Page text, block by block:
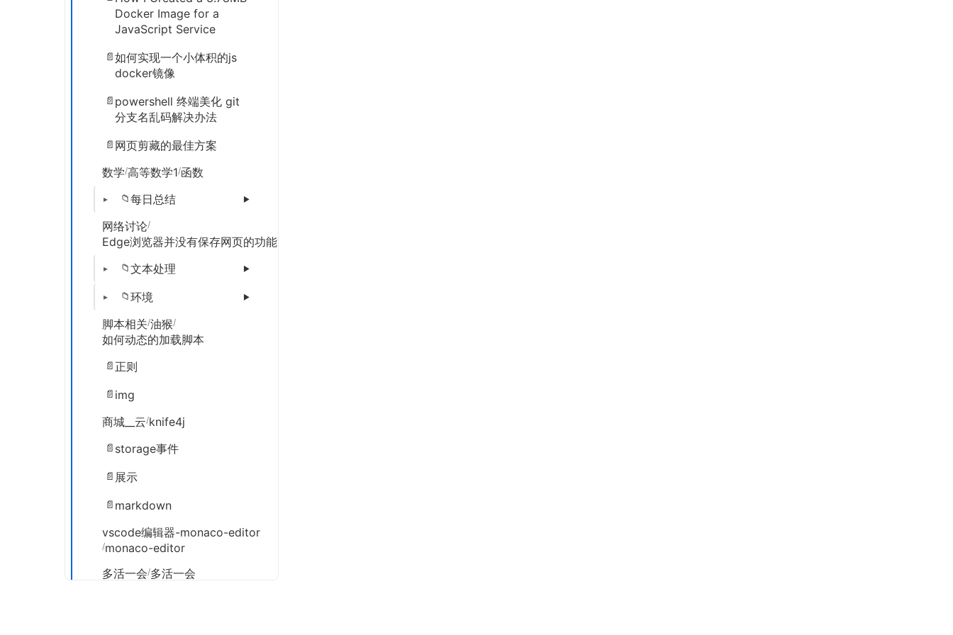
Docker Image for a
JavaScript Service
如何实现一个小体积的js
docker镜像
powershell 终端美化 git
分支名乱码解决办法
网页剪藏的最佳方案
数学/高等数学1/函数
每日总结
网络讨论/
Edge浏览器并没有保存网页的功能，依托脚本能解决吗？ - 知乎
文本处理
环境
脚本相关/油猴/
如何动态的加载脚本
正则
img
商城__云/knife4j
storage事件
展示
markdown
vscode编辑器-monaco-editor
/monaco-editor
多活一会/多活一会